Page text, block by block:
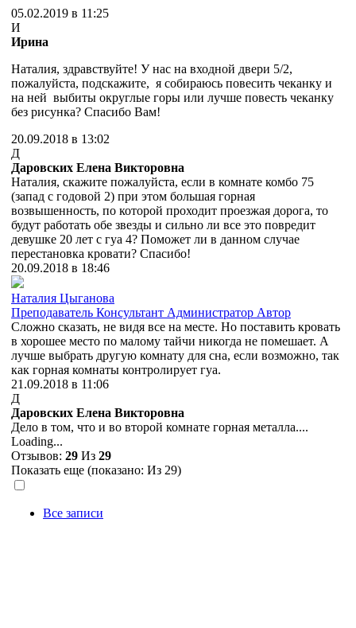
05.02.2019 в 11:25
И
Ирина
Наталия, здравствуйте! У нас на входной двери 5/2,
пожалуйста, подскажите, я собираюсь повесить чеканку и
на ней выбиты округлые горы или лучше повесть чеканку
без рисунка? Спасибо Вам!
20.09.2018 в 13:02
Д
Даровских Елена Викторовна
Наталия, скажите пожалуйста, если в комнате комбо 75
(запад с годовой 2) при этом большая горная
возвышенность, по которой проходит проезжая дорога, то
будут работать обе звезды и сильно ли все это повредит
девушке 20 лет с гуа 4? Поможет ли в данном случае
перестановка кровати? Спасибо!
20.09.2018 в 18:46
Наталия Цыганова
Преподаватель Консультант Администратор Автор
Сложно сказать, не видя все на месте. Но поставить кровать
в хорошее место по малому тайчи никогда не помешает. А
лучше выбрать другую комнату для сна, если возможно, так
как горная комнаты контролирует гуа.
21.09.2018 в 11:06
Д
Даровских Елена Викторовна
Дело в том, что и во второй комнате горная металла....
Loading...
Отзывов: 29 Из 29
Показать еще (показано: Из 29)
Все записи